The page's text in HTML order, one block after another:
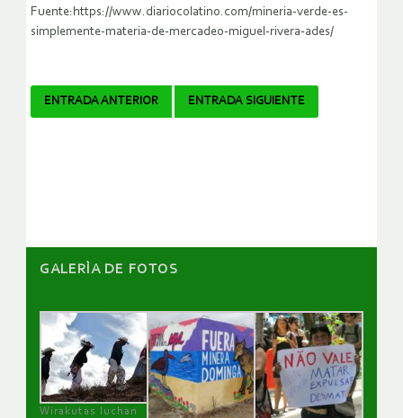
Fuente:https://www.diariocolatino.com/mineria-verde-es-
simplemente-materia-de-mercadeo-miguel-rivera-ades/
Navegador
ENTRADA ANTERIOR ENTRADA SIGUIENTE
GALERÌA DE FOTOS
Wirakutas luchan